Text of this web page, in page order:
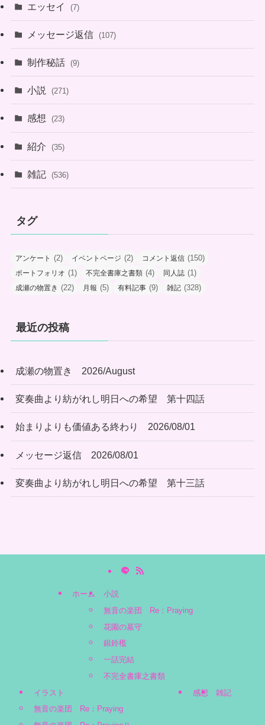
エッセイ (7)
メッセージ返信 (107)
制作秘話 (9)
小説 (271)
感想 (23)
紹介 (35)
雑記 (536)
タグ
アンケート (2) イベントページ (2) コメント返信 (150)
ポートフォリオ (1) 不完全書庫之書類 (4) 同人誌 (1)
成瀬の物置き (22) 月報 (5) 有料記事 (9) 雑記 (328)
最近の投稿
成瀬の物置き 2026/August
変奏曲より紡がれし明日への希望 第十四話
始まりよりも価値ある終わり 2026/08/01
メッセージ返信 2026/08/01
変奏曲より紡がれし明日への希望 第十三話
ホーム
小説
無音の楽団 Re：Praying
花園の墓守
銀鈴檻
一話完結
不完全書庫之書類
イラスト
無音の楽団 Re：Praying
感想 雑記